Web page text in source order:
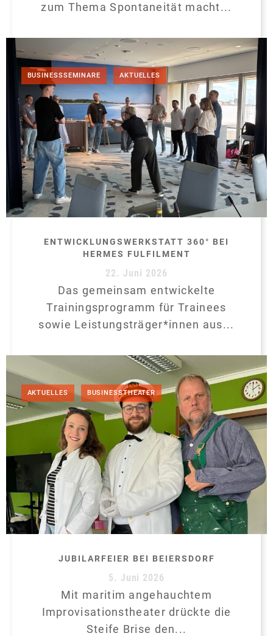
zum Thema Spontaneität macht...
BUSINESSSEMINARE AKTUELLES
ENTWICKLUNGSWERKSTATT 360° BEI
HERMES FULFILMENT
22. Juni 2026
Das gemeinsam entwickelte
Trainingsprogramm für Trainees
sowie Leistungsträger*innen aus...
AKTUELLES , BUSINESSTHEATER
JUBILARFEIER BEI BEIERSDORF
5. Juni 2026
Mit maritim angehauchtem
Improvisationstheater drückte die
Steife Brise den...